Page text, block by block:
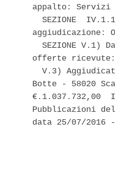
appalto: Servizi
SEZIONE
aggiudicazione:
SEZIONE V.1)
offerte
V.3)
Botte - 58020
€.1.037.732,00
Pubblicazioni
data 25/07/2016